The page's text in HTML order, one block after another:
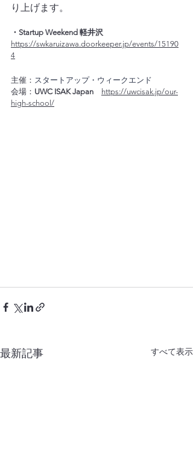
り上げます。
・Startup Weekend 軽井沢
https://swkaruizawa.doorkeeper.jp/events/15190
4
主催： スタートアップ・ウィークエンド
会場： UWC ISAK Japan https://uwcisak.jp/our-
high-school/
最新記事 すべて表示